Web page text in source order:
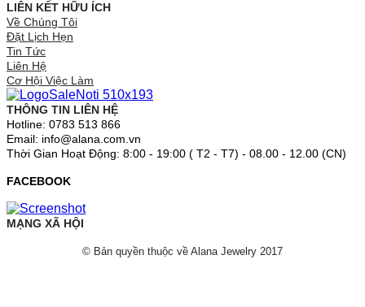
LIÊN KẾT HỮU ÍCH
Về Chúng Tôi
Đặt Lịch Hẹn
Tin Tức
Liên Hệ
Cơ Hội Việc Làm
THÔNG TIN LIÊN HỆ
Hotline: 0783 513 866
Email: info@alana.com.vn
Thời Gian Hoạt Động: 8:00 - 19:00 ( T2 - T7) - 08.00 - 12.00 (CN)
FACEBOOK
MẠNG XÃ HỘI
© Bản quyền thuộc về Alana Jewelry 2017